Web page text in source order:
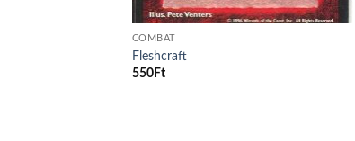
COMBAT
Fleshcraft
550Ft